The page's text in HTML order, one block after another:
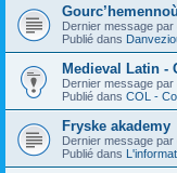
Dernier message par
Publié dans
Medieval Latin -
Dernier message par
Publié dans COL -
Fryske akademy
Dernier message par
Publié dans